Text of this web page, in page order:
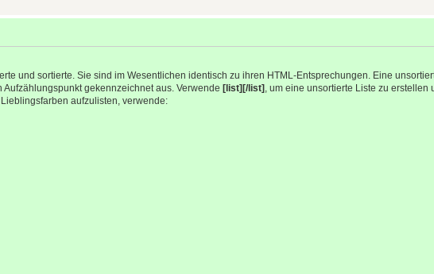
und sortierte. Sie sind im Wesentlichen identisch zu ihren HTML-Entsprechungen. Eine
gekennzeichnet aus. Verwende [list][/list] , um eine unsortierte Liste zu
Lieblingsfarben aufzulisten, verwende: